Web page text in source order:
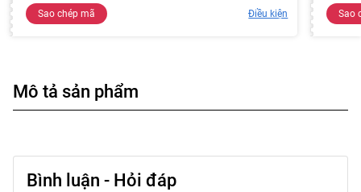
Sao chép mã Điều kiện Sao
Mô tả sản phẩm
Bình luận - Hỏi đáp